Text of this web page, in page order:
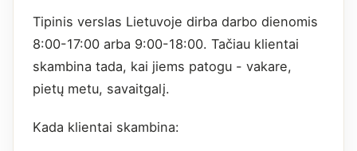
Tipinis verslas Lietuvoje dirba darbo dienomis
8:00-17:00 arba 9:00-18:00. Tačiau klientai
skambina tada, kai jiems patogu - vakare,
pietų metu, savaitgalį.
Kada klientai skambina: